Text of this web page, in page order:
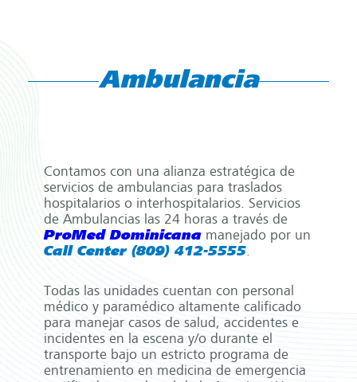
Ambulancia
Contamos con una alianza estratégica de
servicios de ambulancias para traslados
hospitalarios o interhospitalarios. Servicios
de Ambulancias las 24 horas a través de
ProMed Dominicana manejado por un
Call Center (809) 412-5555.
Todas las unidades cuentan con personal
médico y paramédico altamente calificado
para manejar casos de salud, accidentes e
incidentes en la escena y/o durante el
transporte bajo un estricto programa de
entrenamiento en medicina de emergencia